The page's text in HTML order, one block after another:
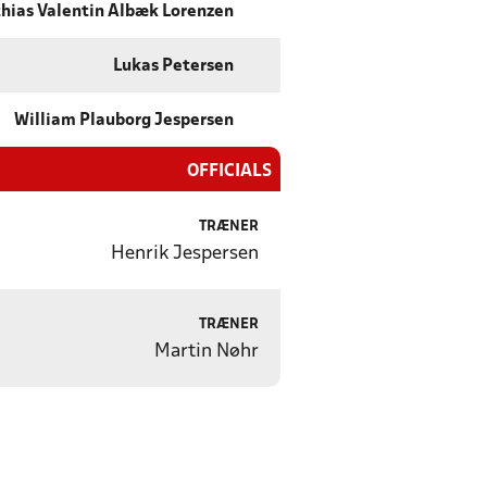
Valentin Albæk Lorenzen
Lukas Petersen
William Plauborg Jespersen
OFFICIALS
TRÆNER
Henrik Jespersen
TRÆNER
Martin Nøhr